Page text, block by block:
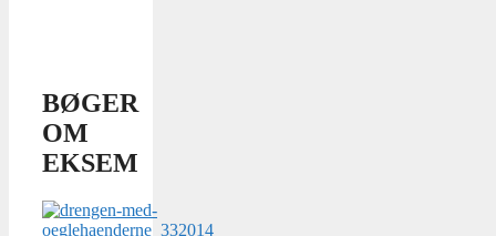
BØGER
OM
EKSEM